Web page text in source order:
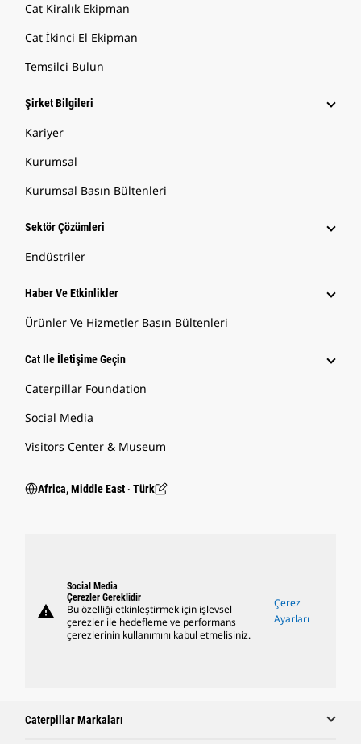
Cat Kiralık Ekipman
Cat İkinci El Ekipman
Temsilci Bulun
Şirket Bilgileri
Kariyer
Kurumsal
Kurumsal Basın Bültenleri
Sektör Çözümleri
Endüstriler
Haber Ve Etkinlikler
Ürünler Ve Hizmetler Basın Bültenleri
Cat Ile İletişime Geçin
Caterpillar Foundation
Social Media
Visitors Center & Museum
Africa, Middle East ‧ Türk
warning
Social Media
Çerezler Gereklidir
Bu özelliği etkinleştirmek için işlevsel
çerezler ile hedefleme ve performans
çerezlerinin kullanımını kabul etmelisiniz.
Çerez
Ayarları
Caterpillar Markaları